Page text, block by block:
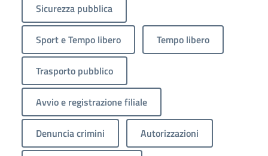
Sicurezza pubblica
Sport e Tempo libero Tempo libero
Trasporto pubblico
Avvio e registrazione filiale
Denuncia crimini Autorizzazioni